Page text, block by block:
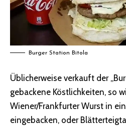
Burger Station Bitola
Üblicherweise verkauft der
gebackene Köstlichkeiten, so
Wiener/Frankfurter Wurst in
eingebacken, oder